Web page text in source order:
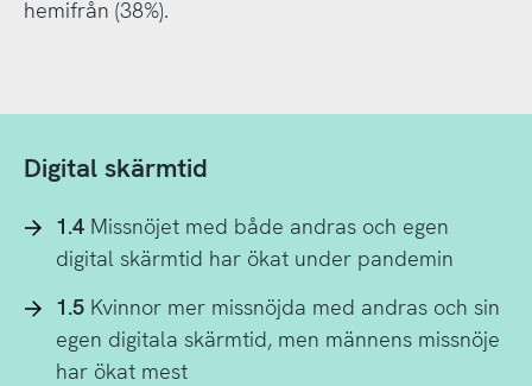
hemifrån (38%).
Digital skärmtid
1.4Missnöjet med både andras och egen
digital skärmtid har ökat under pandemin
1.5Kvinnor mer missnöjda med andras och sin
egen digitala skärmtid, men männens missnöje
har ökat mest